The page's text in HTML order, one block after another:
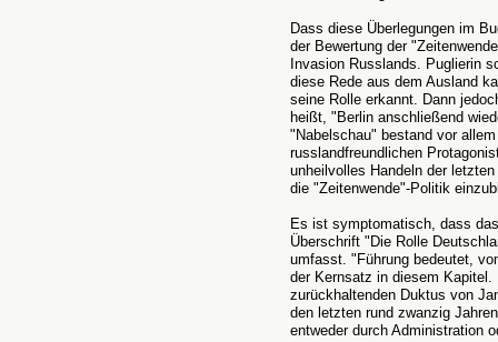
Dass diese Überlegungen im
der Bewertung der
Invasion Russlands. Puglierin
diese Rede aus dem Ausland
seine Rolle erkannt. Dann
heißt, "Berlin anschließend
"Nabelschau" bestand vor
russlandfreundlichen
unheilvolles Handeln der
die "Zeitenwende"-Politik
Es ist symptomatisch, dass
Überschrift "Die Rolle
umfasst. "Führung bedeutet,
der Kernsatz in diesem
zurückhaltenden Duktus von
den letzten rund zwanzig
entweder durch Administration